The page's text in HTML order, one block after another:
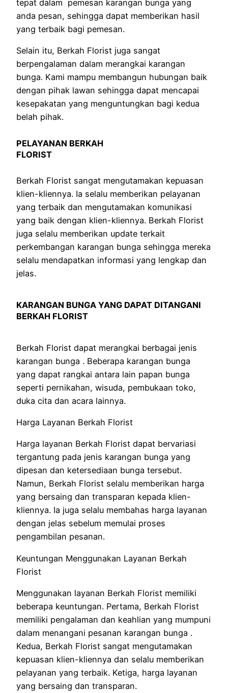
tepat dalam pemesan karangan bunga yang
anda pesan, sehingga dapat memberikan hasil
yang terbaik bagi pemesan.
Selain itu, Berkah Florist juga sangat
berpengalaman dalam merangkai karangan
bunga. Kami mampu membangun hubungan baik
dengan pihak lawan sehingga dapat mencapai
kesepakatan yang menguntungkan bagi kedua
belah pihak.
PELAYANAN BERKAH
FLORIST
Berkah Florist sangat mengutamakan kepuasan
klien-kliennya. Ia selalu memberikan pelayanan
yang terbaik dan mengutamakan komunikasi
yang baik dengan klien-kliennya. Berkah Florist
juga selalu memberikan update terkait
perkembangan karangan bunga sehingga mereka
selalu mendapatkan informasi yang lengkap dan
jelas.
KARANGAN BUNGA YANG DAPAT DITANGANI
BERKAH FLORIST
Berkah Florist dapat merangkai berbagai jenis
karangan bunga . Beberapa karangan bunga
yang dapat rangkai antara lain papan bunga
seperti pernikahan, wisuda, pembukaan toko,
duka cita dan acara lainnya.
Harga Layanan Berkah Florist
Harga layanan Berkah Florist dapat bervariasi
tergantung pada jenis karangan bunga yang
dipesan dan ketersediaan bunga tersebut.
Namun, Berkah Florist selalu memberikan harga
yang bersaing dan transparan kepada klien-
kliennya. Ia juga selalu membahas harga layanan
dengan jelas sebelum memulai proses
pengambilan pesanan.
Keuntungan Menggunakan Layanan Berkah
Florist
Menggunakan layanan Berkah Florist memiliki
beberapa keuntungan. Pertama, Berkah Florist
memiliki pengalaman dan keahlian yang mumpuni
dalam menangani pesanan karangan bunga .
Kedua, Berkah Florist sangat mengutamakan
kepuasan klien-kliennya dan selalu memberikan
pelayanan yang terbaik. Ketiga, harga layanan
yang bersaing dan transparan.